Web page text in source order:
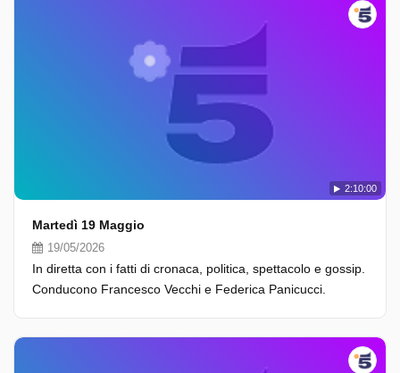
2:10:00
Martedì 19 Maggio
19/05/2026
In diretta con i fatti di cronaca, politica, spettacolo e gossip.
Conducono Francesco Vecchi e Federica Panicucci.